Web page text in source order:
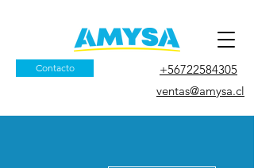
Contacto
+56722584305
ventas@amysa.cl